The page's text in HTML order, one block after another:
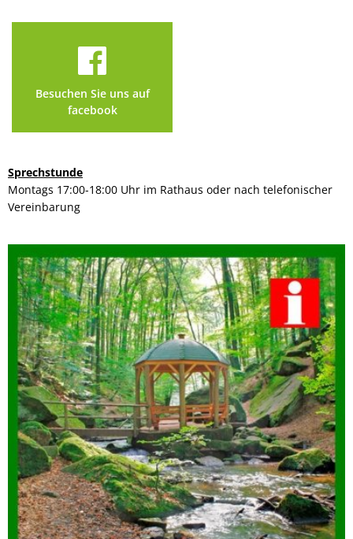
Besuchen Sie uns auf
facebook
Sprechstunde
Montags 17:00-18:00 Uhr im Rathaus oder nach telefonischer
Vereinbarung